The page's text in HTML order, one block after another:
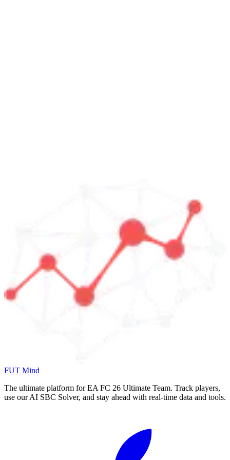
FUT Mind
The ultimate platform for EA FC 26 Ultimate Team. Track players,
use our AI SBC Solver, and stay ahead with real-time data and tools.